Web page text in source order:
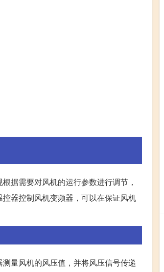
据需要对风机的运行参数进行调节，
器控制风机变频器，可以在保证风机
量风机的风压值，并将风压信号传递